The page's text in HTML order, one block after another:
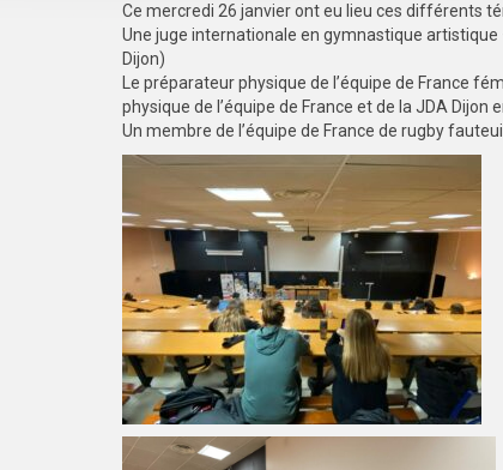
Ce mercredi 26 janvier ont eu lieu ces différents
Une juge internationale en gymnastique artistique
Dijon)
Le préparateur physique de l’équipe de France
physique de l’équipe de France et de la JDA Dijon
Un membre de l’équipe de France de rugby